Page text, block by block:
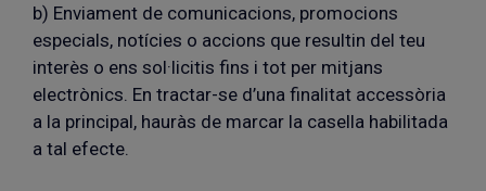
b) Enviament de comunicacions, promocions
especials, notícies o accions que resultin del teu
interès o ens sol·licitis fins i tot per mitjans
electrònics. En tractar-se d’una finalitat accessòria
a la principal, hauràs de marcar la casella habilitada
a tal efecte.